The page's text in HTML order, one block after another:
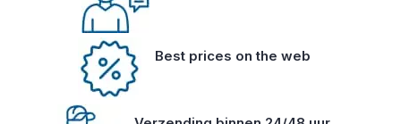
Best prices on the web